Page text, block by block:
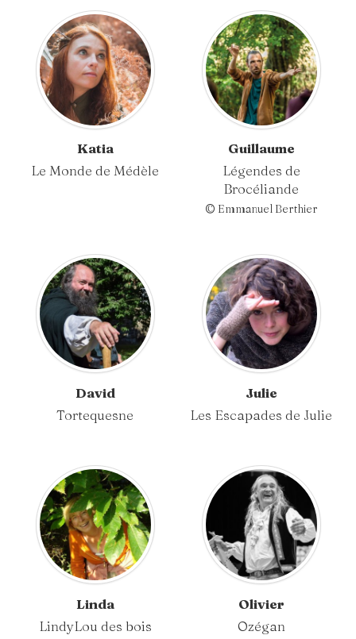
Katia
Le Monde de Médèle
Guillaume
Légendes de
Brocéliande
© Emmanuel Berthier
David
Tortequesne
Julie
Les Escapades de Julie
Linda
LindyLou des bois
Olivier
Ozégan